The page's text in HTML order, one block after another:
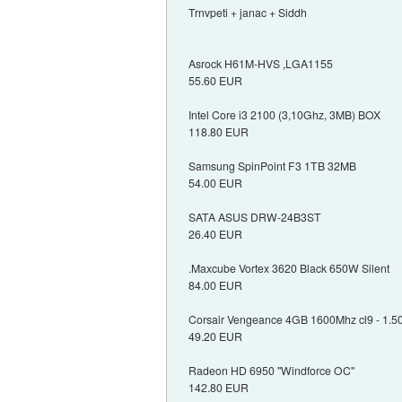
Trnvpeti + janac + Siddh
Asrock H61M-HVS ,LGA1155
55.60 EUR
Intel Core i3 2100 (3,10Ghz, 3MB) BOX
118.80 EUR
Samsung SpinPoint F3 1TB 32MB
54.00 EUR
SATA ASUS DRW-24B3ST
26.40 EUR
.Maxcube Vortex 3620 Black 650W Silent
84.00 EUR
Corsair Vengeance 4GB 1600Mhz cl9 -
49.20 EUR
Radeon HD 6950 "Windforce OC"
142.80 EUR